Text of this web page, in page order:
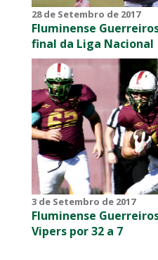
28 de Setembro de 2017
Fluminense
final da Liga Nacional
3 de Setembro de 2017
Fluminense
Vipers por 32 a 7